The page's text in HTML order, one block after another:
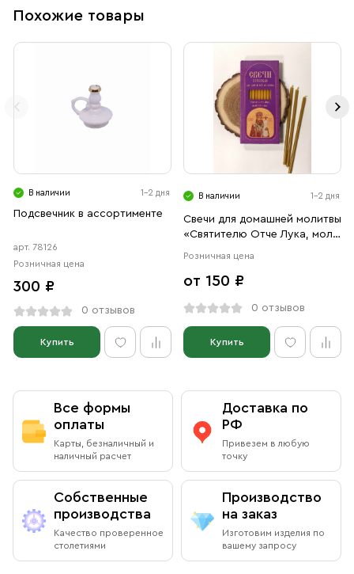
Похожие товары
В наличии 1-2 дня
Подсвечник в ассортименте
арт. 78126
Розничная цена
300 ₽
0 отзывов
Купить
В наличии 1-2 дня
Свечи для домашней молитвы
«Святителю Отче Лука, моли
Розничная цена
от 150 ₽
0 отзывов
Купить
Все формы
оплаты
Карты, безналичный и
наличный расчет
Доставка по
РФ
Привезем в любую
точку
Собственные
производства
Качество проверенное
столетиями
Производство
на заказ
Изготовим изделия по
вашему запросу